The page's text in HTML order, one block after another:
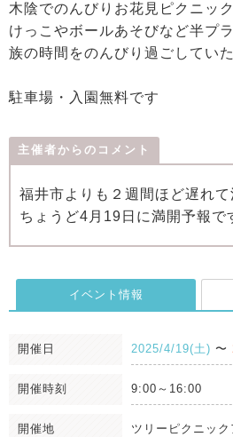
木陰でのんびりお花見ピクニッ
けっこやボールあそびなど半プ
族の時間をのんびり過ごしてい
駐車場・入園無料です
主催者からのコメント
福井市よりも２週間ほど遅れて
ちょうど4月19日に満開予報で
イベント情報
開催日 2025/4/19(土) 〜
開催時刻 9:00～16:00
開催地 ツリーピクニッ